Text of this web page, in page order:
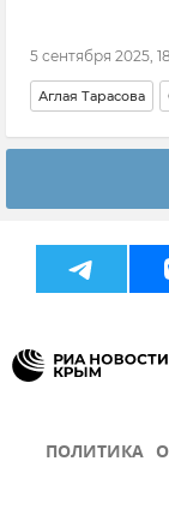
5 сентября 2025,
Аглая Тарасова
Общество
ПОЛИТИКА